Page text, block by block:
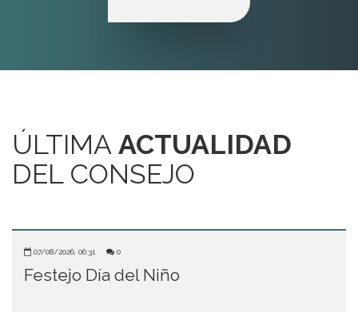
ÚLTIMAACTUALIDAD
07/08/2026, 06:31